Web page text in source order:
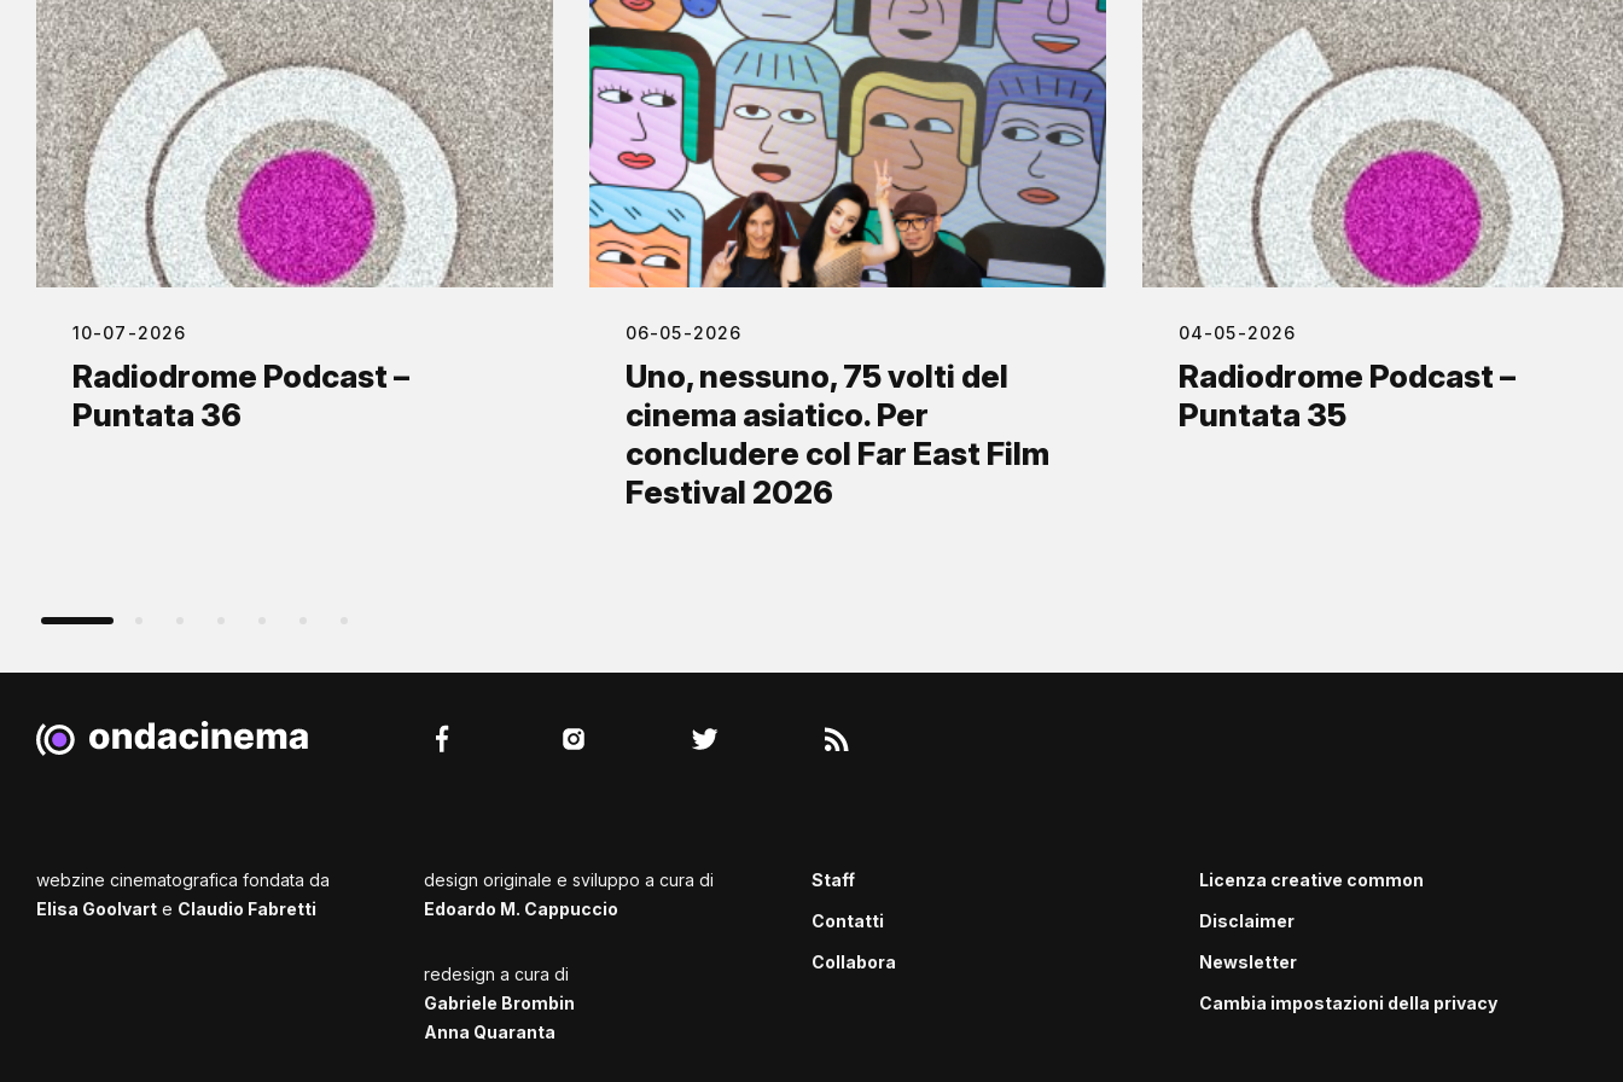
10-07-2026
Radiodrome Podcast –
Puntata 36
06-05-2026
Uno, nessuno, 75 volti del
cinema asiatico. Per
concludere col Far East Film
Festival 2026
04-05-2026
Radiodrome Podcast –
Puntata 35
webzine cinematografica fondata da
Elisa Goolvart e Claudio Fabretti
design originale e sviluppo a cura di
Edoardo M. Cappuccio
redesign a cura di
Gabriele Brombin
Anna Quaranta
Staff
Contatti
Collabora
Licenza creative common
Disclaimer
Newsletter
Cambia impostazioni della privacy